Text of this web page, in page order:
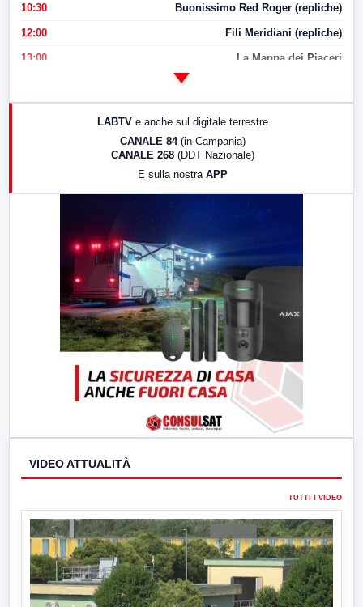
10:30 Buonissimo Red Roger (repliche)
12:00 Fili Meridiani (repliche)
13:00 La Mappa dei Piaceri
17:00 LabNews (replica)
LABTV e anche sul digitale terrestre
CANALE 84 (in Campania)
CANALE 268 (DDT Nazionale)
E sulla nostra APP
VIDEO ATTUALITÀ
TUTTI I VIDEO